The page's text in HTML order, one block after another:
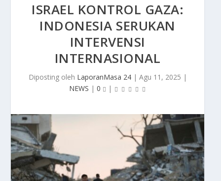
ISRAEL KONTROL GAZA:
INDONESIA SERUKAN
INTERVENSI
INTERNASIONAL
Diposting oleh LaporanMasa 24| Agu 11, 2025 |
NEWS | 0 |